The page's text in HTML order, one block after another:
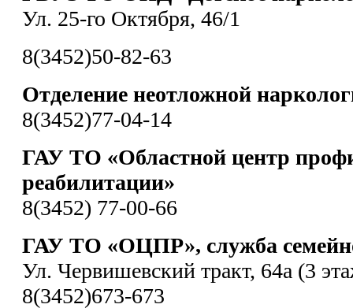
Ул. 25-го Октября, 46/1
8(3452)50-82-63
Отделение неотложной
8(3452)77-04-14
ГАУ ТО «Областной центр
реабилитации»
8(3452) 77-00-66
ГАУ ТО «ОЦПР», служба
Ул. Червишевский тракт, 64а (3
8(3452)673-673